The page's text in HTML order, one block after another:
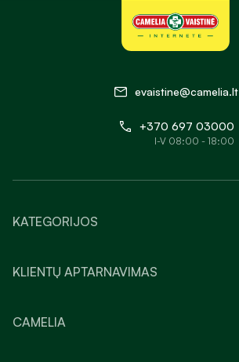
evaistine@camelia.lt
+370 697 03000
I-V 08:00 - 18:00
KATEGORIJOS
KLIENTŲ APTARNAVIMAS
CAMELIA